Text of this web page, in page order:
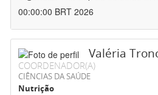
00:00:00 BRT 2026
Valéria
COORDENADOR(A)
CIÊNCIAS DA SAÚDE
Nutrição